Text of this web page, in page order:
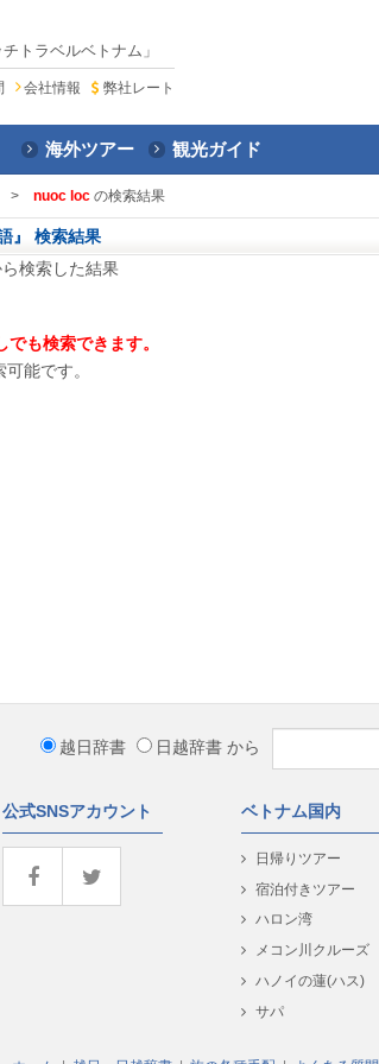
トラベルベトナム」
会社情報 弊社レート
海外ツアー 観光ガイド
> nuoc loc の検索結果
』 検索結果
検索した結果
も検索できます。
能です。
越日辞書 日越辞書 から
公式SNSアカウント ベトナム国内
日帰りツアー
宿泊付きツアー
ハロン湾
メコン川クルーズ
ハノイの蓮(ハス)
サパ